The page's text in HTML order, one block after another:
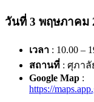
วันที่ 3 พฤษภาคม
เวลา : 10.00 –
สถานที่ : ศุภา
Google Map :
https://